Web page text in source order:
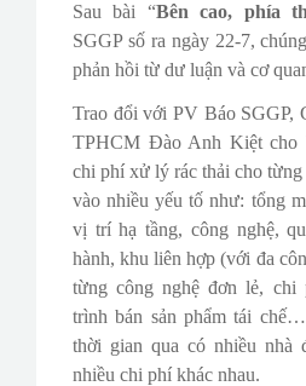
Sau bài “Bên cao, phía
SGGP số ra ngày 22-7,
phản hồi từ dư luận và cơ
Trao đổi với PV Báo SGGP,
TPHCM Đào Anh Kiệt cho
chi phí xử lý rác thải cho
vào nhiều yếu tố như: tổng
vị trí hạ tầng, công nghệ,
hành, khu liên hợp (với đa
từng công nghệ đơn lẻ, chi
trình bán sản phẩm tái
thời gian qua có nhiều
nhiều chi phí khác nhau.